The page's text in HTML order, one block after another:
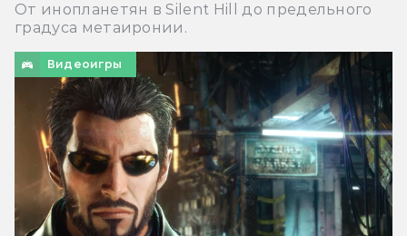
От инопланетян в Silent Hill до предельного
градуса метаиронии.
Видеоигры